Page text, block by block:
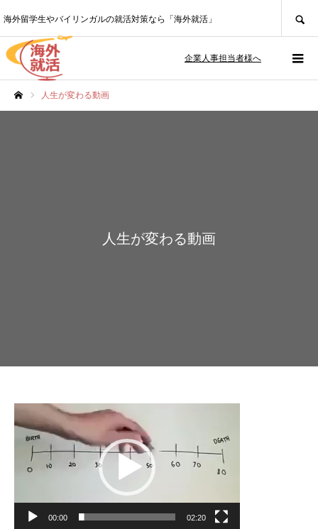
海外留学生やバイリンガルの就活対策なら「海外就活」
企業人事担当者様へ
人生が変わる動画
人生が変わる動画
プ
00:00 02:20